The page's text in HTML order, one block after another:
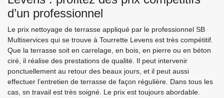
d’un professionnel
Le prix nettoyage de terrasse appliqué par le professionnel SB
Multiservices qui se trouve à Tourrette Levens est très compétitif.
Que la terrasse soit en carrelage, en bois, en pierre ou en béton
ciré, il réalise des prestations de qualité. Il peut intervenir
ponctuellement au retour des beaux jours, et il peut aussi
effectuer l’entretien de terrasse de façon régulière. Dans tous les
cas, sn travail est très soigné. Le prix est toujours abordable.